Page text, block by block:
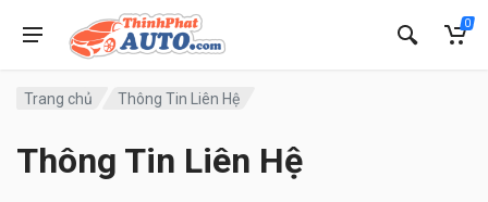
0
Trang chủ Thông Tin Liên Hệ
Thông Tin Liên Hệ